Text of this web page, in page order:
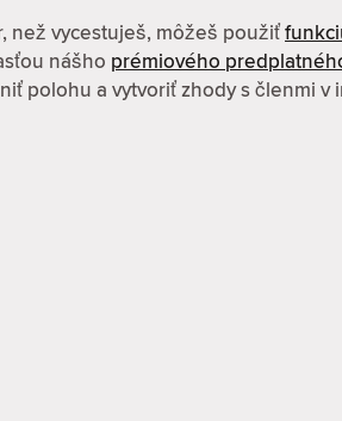
než vycestuješ, môžeš použiť
nášho prémiového
polohu a vytvoriť zhody s členmi v